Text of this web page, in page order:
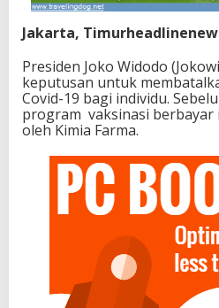
Jakarta,
Presiden Joko Widodo
keputusan untuk
Covid-19 bagi individu.
program vaksinasi berbayar
oleh Kimia Farma.